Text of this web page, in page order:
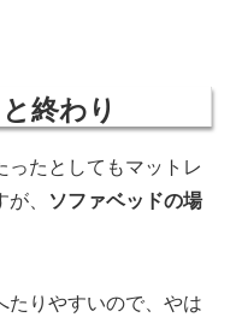
終わり
ったとしてもマットレ
、
ソファベッドの場
たりやすいので、やは